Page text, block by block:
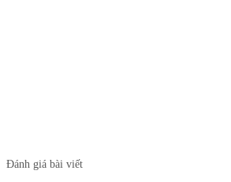
Đánh giá bài viết